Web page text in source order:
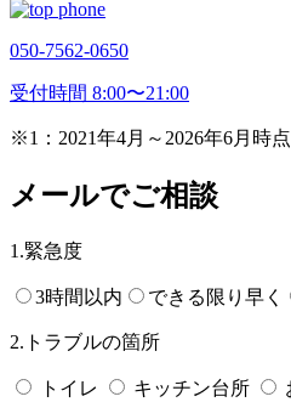
050-7562-0650
受付時間 8:00〜21:00
※1：2021年4月～2026年6月時点
メールでご相談
1.緊急度
3時間以内 できる限り早く
2.トラブルの箇所
トイレ キッチン台所